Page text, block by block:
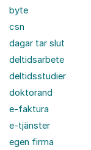
byte
csn
dagar tar slut
deltidsarbete
deltidsstudier
doktorand
e-faktura
e-tjänster
egen firma